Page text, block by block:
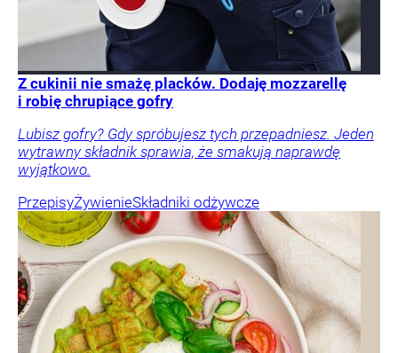
Z cukinii nie smażę placków. Dodaję mozzarellę
i robię chrupiące gofry
Lubisz gofry? Gdy spróbujesz tych przepadniesz. Jeden
wytrawny składnik sprawia, że smakują naprawdę
wyjątkowo.
PrzepisyŻywienieSkładniki odżywcze